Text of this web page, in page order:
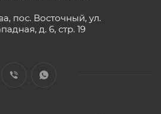
пос. Восточный, ул.
д. 6, стр. 19